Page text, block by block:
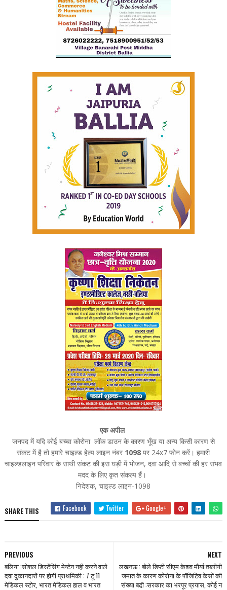
एक अपील
जनपद में यदि कोई बच्चा कोरोना लॉक डाउन के कारण भूँख या अन्य किसी कारण से
संकट में है तो हमारे चाइल्ड हेल्प लाइन नंबर 1098 पर 24x7 फोन करें। हमारी
चाइल्डलाइन परिवार के साथी संकट की इस घड़ी में भोजन, दवा आदि से बच्चों की हर संभव
मदद के लिए कृत संकल्प हैं।
निदेशक, चाइल्ड लाइन-1098
SHARE THIS Facebook Twitter Google+
NEXT
लखनऊ : बोले डिप्टी सीएम केशव मौर्या:तब्लीगी
जमात के कारण कोरोना के पॉजिटिव केसों की
संख्या बढी़ :सरकार का भरपूर प्रयास, कोई न
PREVIOUS
बलिया :सोशल डिस्टेंसिंग मेन्टेन नही करने वाले
दवा दुकानदारों पर होगी प्राथमिकी : 7 टू 11
मेडिकल स्टोर, भारत मेडिकल हाल व भारत